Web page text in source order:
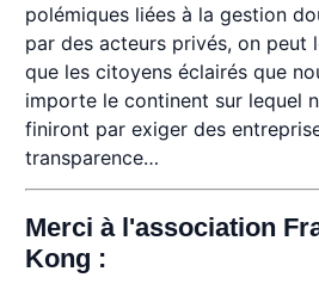
polémiques liées à la gestion
par des acteurs privés, on peut
que les citoyens éclairés que
importe le continent sur lequel
finiront par exiger des
transparence…
Merci à l'association
Kong :